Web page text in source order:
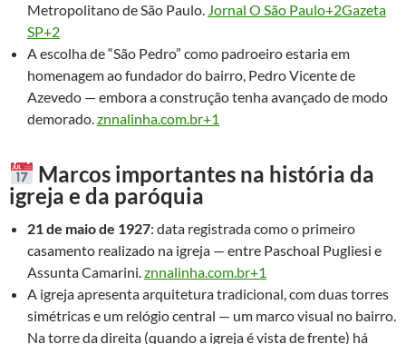
Metropolitano de São Paulo. Jornal O São Paulo+2Gazeta
SP+2
A escolha de “São Pedro” como padroeiro estaria em
homenagem ao fundador do bairro, Pedro Vicente de
Azevedo — embora a construção tenha avançado de modo
demorado.znnalinha.com.br+1
Marcos importantes na história da
igreja e da paróquia
21 de maio de 1927: data registrada como o primeiro
casamento realizado na igreja — entre Paschoal Pugliesi e
Assunta Camarini.znnalinha.com.br+1
A igreja apresenta arquitetura tradicional, com duas torres
simétricas e um relógio central — um marco visual no bairro.
Na torre da direita (quando a igreja é vista de frente) há